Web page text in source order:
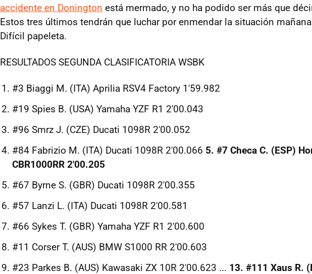
accidente en Donington está mermado, y no ha podido ser más que
Estos tres últimos tendrán que luchar por enmendar la situación
Difícil papeleta.
RESULTADOS SEGUNDA CLASIFICATORIA WSBK
#3 Biaggi M. (ITA) Aprilia RSV4 Factory 1'59.982
#19 Spies B. (USA) Yamaha YZF R1 2'00.043
#96 Smrz J. (CZE) Ducati 1098R 2'00.052
#84 Fabrizio M. (ITA) Ducati 1098R 2'00.066 5. #7 Checa C. (ESP)
CBR1000RR 2'00.205
#67 Byrne S. (GBR) Ducati 1098R 2'00.355
#57 Lanzi L. (ITA) Ducati 1098R 2'00.581
#66 Sykes T. (GBR) Yamaha YZF R1 2'00.600
#11 Corser T. (AUS) BMW S1000 RR 2'00.603
#23 Parkes B. (AUS) Kawasaki ZX 10R 2'00.623 ... 13. #111 Xaus R.